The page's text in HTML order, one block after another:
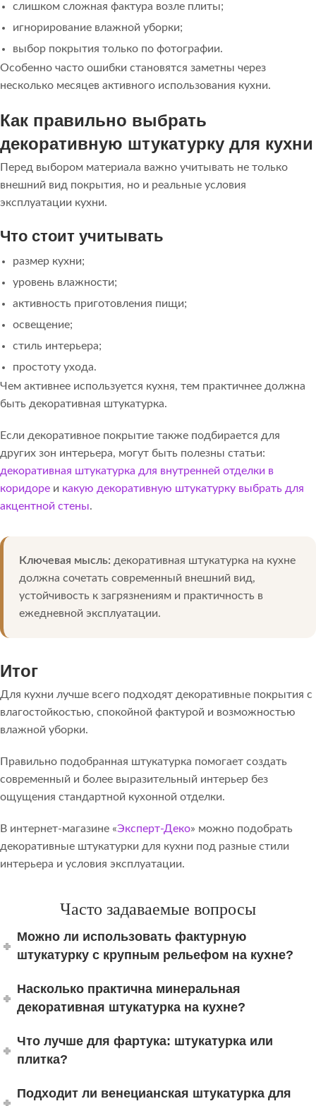
слишком сложная фактура возле плиты;
игнорирование влажной уборки;
выбор покрытия только по фотографии.
Особенно часто ошибки становятся заметны через
несколько месяцев активного использования кухни.
Как правильно выбрать
декоративную штукатурку для кухни
Перед выбором материала важно учитывать не только
внешний вид покрытия, но и реальные условия
эксплуатации кухни.
Что стоит учитывать
размер кухни;
уровень влажности;
активность приготовления пищи;
освещение;
стиль интерьера;
простоту ухода.
Чем активнее используется кухня, тем практичнее должна
быть декоративная штукатурка.
Если декоративное покрытие также подбирается для
других зон интерьера, могут быть полезны статьи:
декоративная штукатурка для внутренней отделки в
коридоре и какую декоративную штукатурку выбрать для
акцентной стены.
Ключевая мысль: декоративная штукатурка на кухне
должна сочетать современный внешний вид,
устойчивость к загрязнениям и практичность в
ежедневной эксплуатации.
Итог
Для кухни лучше всего подходят декоративные покрытия с
влагостойкостью, спокойной фактурой и возможностью
влажной уборки.
Правильно подобранная штукатурка помогает создать
современный и более выразительный интерьер без
ощущения стандартной кухонной отделки.
В интернет-магазине «Эксперт-Деко» можно подобрать
декоративные штукатурки для кухни под разные стили
интерьера и условия эксплуатации.
Часто задаваемые вопросы
Можно ли использовать фактурную
штукатурку с крупным рельефом на кухне?
Насколько практична минеральная
декоративная штукатурка на кухне?
Что лучше для фартука: штукатурка или
плитка?
Подходит ли венецианская штукатурка для